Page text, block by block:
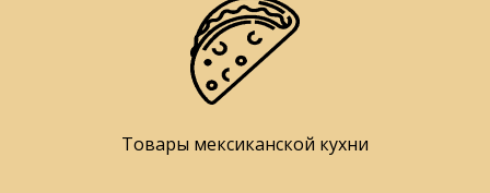
Товары мексиканской кухни